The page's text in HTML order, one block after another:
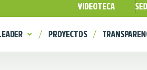
VIDEOTECA
PROYECTOS